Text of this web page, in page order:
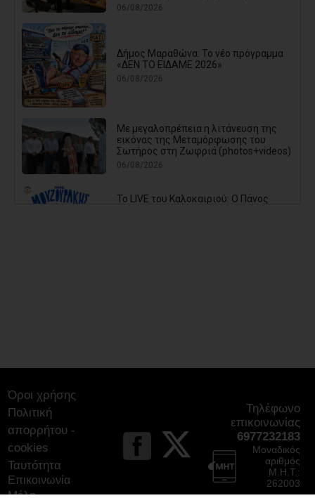
06/08/2026
Δήμος Μαραθώνα: Το νέο πρόγραμμα
«ΔΕΝ ΤΟ ΕΙΔΑΜΕ 2026»
06/08/2026
Με μεγαλοπρέπεια η λιτάνευση της
εικόνας της Μεταμόρφωσης του
Σωτήρος στη Ζωφριά (photos+videos)
06/08/2026
Το LIVE του Καλοκαιριού: Ο Πάνος
Τσίρκας για την αποχέτευση
Μαραθώνα: Το έργο έχει πλέον
εκτελεστεί περίπου στο 80%
05/08/2026
Όροι χρήσης
Πολιτική
απορρήτου -
cookies
Ταυτότητα
Επικοινωνία
Τηλέφωνο
επικοινωνίας
6977232183
Μοναδικός
αριθμός
Μ.Η.Τ.:
262003